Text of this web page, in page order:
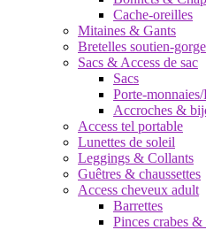
Cache-oreilles
Mitaines & Gants
Bretelles soutien-
Sacs & Access de sac
Sacs
Porte-
Accroches &
Access tel portable
Lunettes de soleil
Leggings & Collants
Guêtres & chaussettes
Access cheveux adult
Barrettes
Pinces crabes